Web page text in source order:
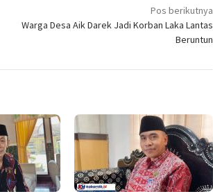
Pos berikutnya
Warga Desa Aik Darek Jadi Korban Laka Lantas
Beruntun